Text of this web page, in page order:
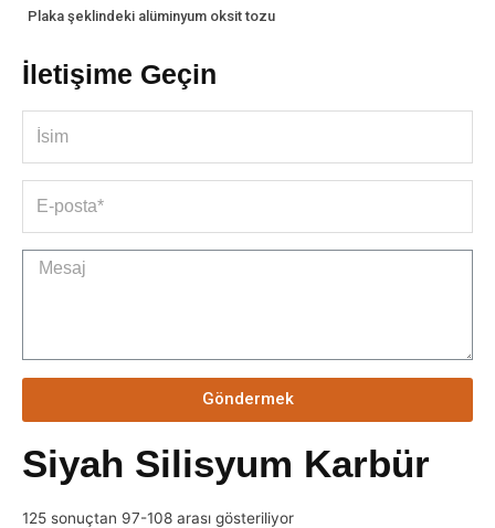
Plaka şeklindeki alüminyum oksit tozu
İletişime Geçin
Göndermek
Siyah Silisyum Karbür
125 sonuçtan 97-108 arası gösteriliyor